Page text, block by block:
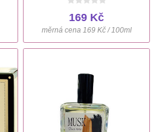
169 Kč
měrná cena 169 Kč / 100ml